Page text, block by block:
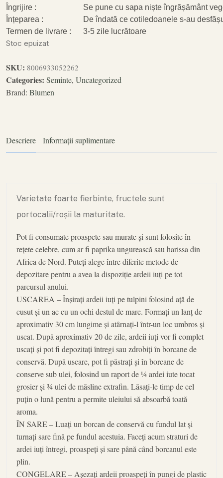
Îngrijire :
Se pune cu sapa niște îngrășământ
Înțeparea :
De îndată ce cotiledoanele s-au
Termen de livrare :
3-5 zile lucrătoare
Stoc epuizat
SKU: 8006933052262
Categories: Seminte, Uncategorized
Brand: Blumen
Descriere Informații suplimentare
Varietate foarte fierbinte, fructele sunt
portocalii/roșii la maturitate.
Pot fi consumate proaspete sau murate și sunt folosite în
rețete celebre, cum ar fi paprika ungurească sau harissa din
Africa de Nord. Puteți alege între diferite metode de
depozitare pentru a avea la dispoziție ardeii iuți pe tot
parcursul anului.
USCAREA – Înșirați ardeii iuți pe tulpini folosind ață de
cusut și un ac cu un ochi destul de mare. Formați un lanț de
aproximativ 30 cm lungime și atârnați-l într-un loc umbros și
uscat. După aproximativ 20 de zile, ardeii iuți vor fi complet
uscați și pot fi depozitați întregi sau zdrobiți în borcane de
conservă. După uscare, pot fi păstrați și în borcane de
conserve sub ulei, folosind un raport de ¼ ardei iute tocat
grosier și ¾ ulei de măsline extrafin. Lăsați-le timp de cel
puțin o lună pentru a permite uleiului să absoarbă toată
aroma.
ÎN SARE – Luați un borcan de conservă cu fundul lat și
turnați sare fină pe fundul acestuia. Faceți acum straturi de
ardei iuți întregi, proaspeți și sare până când borcanul este
plin.
CONGELARE – Așezați ardeii proaspeți în pungi de plastic